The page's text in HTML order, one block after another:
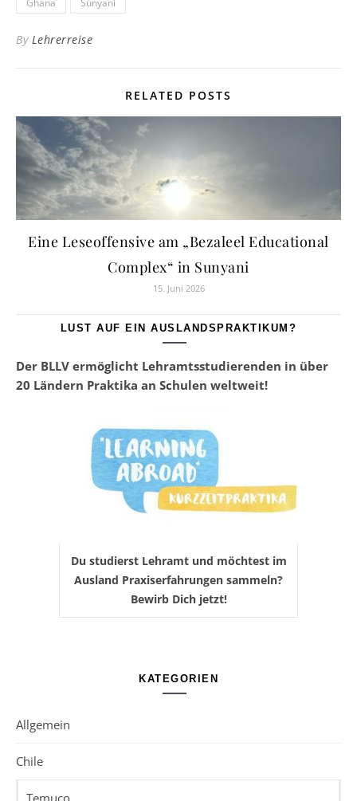
Ghana Sunyani
By Lehrerreise
RELATED POSTS
Eine Leseoffensive am „Bezaleel Educational
Complex“ in Sunyani
15. Juni 2026
LUST AUF EIN AUSLANDSPRAKTIKUM?
Der BLLV ermöglicht Lehramtsstudierenden in über
20 Ländern Praktika an Schulen weltweit!
Du studierst Lehramt und möchtest im
Ausland Praxiserfahrungen sammeln?
Bewirb Dich jetzt!
KATEGORIEN
Allgemein
Chile